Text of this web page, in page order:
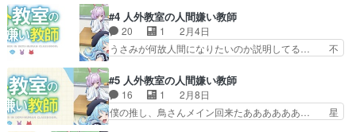
たいな方面で掘り下げて… OPに女の子しか居な
いからなんでやと思っ… 人間になるためには人間
性とかが必要ってこ…
娘の方がキッチリ覚悟決まっているのに… キャラ
が増えると聞いている。というかこれ… 指輪外す
と職場の出来事の記憶が消えるって… 「うるせぇ
の、大声出すんじゃないの」第一… 指輪外す記憶
可愛いけど零と人外との掛け… 人外の生徒を知る
ために体育の授業を見学し… 人間嫌いと泡沫の花
冠語尾が苦手なキャラい…
#4 人外教室の人間嫌い教師
20 1
2月4日
うさみが何故人間になりたいのか説明してる… 不
美ちゃんの過去が明かされて、ぬいぐる… 水浴び
サービスショットから一転して重い内… 生徒たち
が元々ヒトじゃないってのは見りゃ… うさぎのぬ
いぐるみだったのか手をつないで… やはりいい感
#5 人外教室の人間嫌い教師
16 1
2月8日
僕の推し、鳥さんメイン回来たああああああ… 星